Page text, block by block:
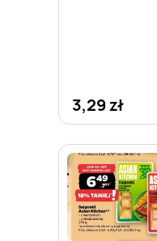
3,29 zł